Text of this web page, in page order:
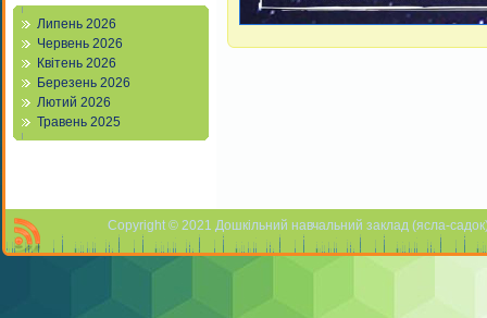
Липень 2026
Червень 2026
Квітень 2026
Березень 2026
Лютий 2026
Травень 2025
Copyright © 2021 Дошкільний навчальний заклад (ясла-